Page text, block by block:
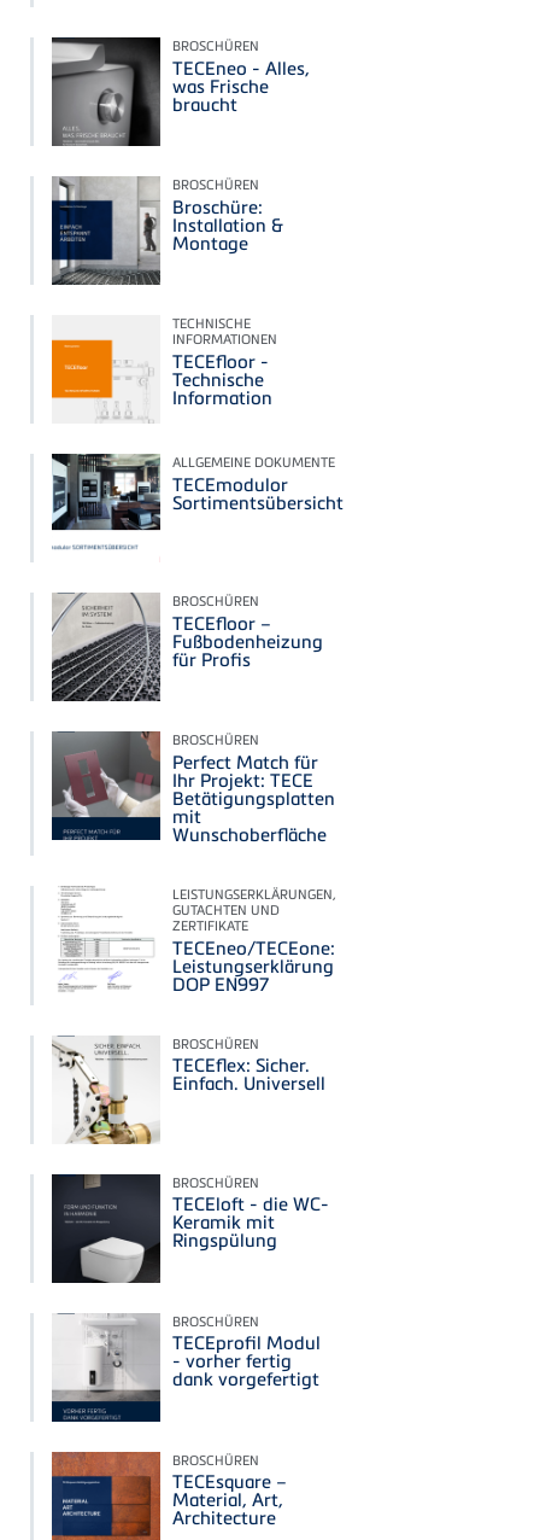
BROSCHÜREN
TECEneo - Alles,
was Frische
braucht
BROSCHÜREN
Broschüre:
Installation &
Montage
TECHNISCHE
INFORMATIONEN
TECEfloor -
Technische
Information
ALLGEMEINE DOKUMENTE
TECEmodulor
Sortimentsübersicht
BROSCHÜREN
TECEfloor –
Fußbodenheizung
für Profis
BROSCHÜREN
Perfect Match für
Ihr Projekt: TECE
Betätigungsplatten
mit
Wunschoberfläche
LEISTUNGSERKLÄRUNGEN,
GUTACHTEN UND
ZERTIFIKATE
TECEneo/TECEone:
Leistungserklärung
DOP EN997
BROSCHÜREN
TECEflex: Sicher.
Einfach. Universell
BROSCHÜREN
TECEloft - die WC-
Keramik mit
Ringspülung
BROSCHÜREN
TECEprofil Modul
- vorher fertig
dank vorgefertigt
BROSCHÜREN
TECEsquare –
Material, Art,
Architecture